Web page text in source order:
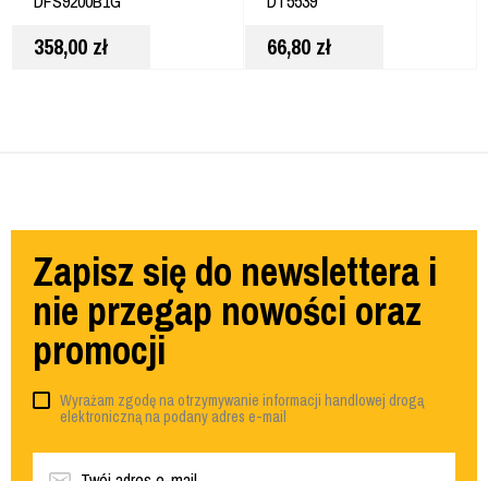
358,00 zł 66,80 zł
Zapisz się do newslettera i
nie przegap nowości oraz
promocji
Wyrażam zgodę na otrzymywanie informacji handlowej drogą
elektroniczną na podany adres e-mail